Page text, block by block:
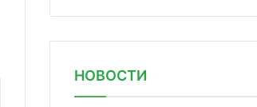
НОВОСТИ